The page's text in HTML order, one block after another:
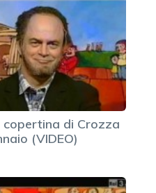
copertina di Crozza
(VIDEO)